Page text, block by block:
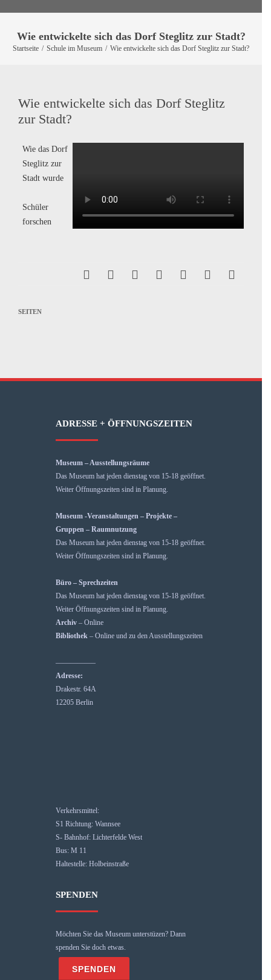
Wie entwickelte sich das Dorf Steglitz zur Stadt?
Startseite / Schule im Museum / Wie entwickelte sich das Dorf Steglitz zur Stadt?
Wie entwickelte sich das Dorf Steglitz
zur Stadt?
Wie das Dorf
Steglitz zur
Stadt wurde
Schüler
forschen
SEITEN
ADRESSE + ÖFFNUNGSZEITEN
Museum – Ausstellungsräume
Das Museum hat jeden dienstag von 15-18 geöffnet.
Weiter Öffnungszeiten sind in Planung.
Museum -Veranstaltungen – Projekte –
Gruppen – Raumnutzung
Das Museum hat jeden dienstag von 15-18 geöffnet.
Weiter Öffnungszeiten sind in Planung.
Büro – Sprechzeiten
Das Museum hat jeden dienstag von 15-18 geöffnet.
Weiter Öffnungszeiten sind in Planung.
Archiv– Online
Bibliothek– Online und zu den Ausstellungszeiten
—————–
Adresse:
Drakestr. 64A
12205 Berlin
Verkehrsmittel:
S1 Richtung: Wannsee
S- Bahnhof: Lichterfelde West
Bus: M 11
Haltestelle: Holbeinstraße
SPENDEN
Möchten Sie das Museum unterstüzen? Dann
spenden Sie doch etwas.
Sie über denKontaktanfragen.
Sie finden die Webseite ab sofort unter
noch eine Weile bestehen bleiben, um alle Besucher über
den Umzug zu informieren.